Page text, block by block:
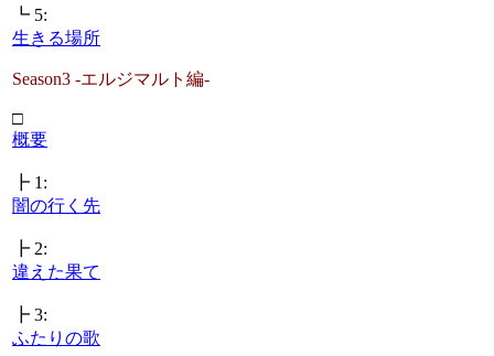
┗ 5:
生きる場所
Season3 -エルジマルト編-
□
概要
┣ 1:
闇の行く先
┣ 2:
違えた果て
┣ 3:
ふたりの歌